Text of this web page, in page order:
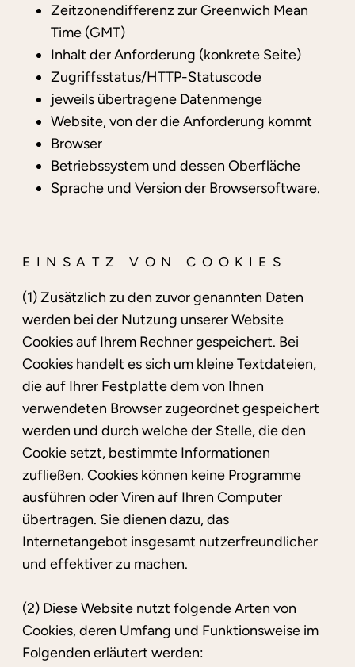
Zeitzonendifferenz zur Greenwich Mean
Time (GMT)
Inhalt der Anforderung (konkrete Seite)
Zugriffsstatus/HTTP-Statuscode
jeweils übertragene Datenmenge
Website, von der die Anforderung kommt
Browser
Betriebssystem und dessen Oberfläche
Sprache und Version der Browsersoftware.
EINSATZ VON COOKIES
(1) Zusätzlich zu den zuvor genannten Daten
werden bei der Nutzung unserer Website
Cookies auf Ihrem Rechner gespeichert. Bei
Cookies handelt es sich um kleine Textdateien,
die auf Ihrer Festplatte dem von Ihnen
verwendeten Browser zugeordnet gespeichert
werden und durch welche der Stelle, die den
Cookie setzt, bestimmte Informationen
zufließen. Cookies können keine Programme
ausführen oder Viren auf Ihren Computer
übertragen. Sie dienen dazu, das
Internetangebot insgesamt nutzerfreundlicher
und effektiver zu machen.
(2) Diese Website nutzt folgende Arten von
Cookies, deren Umfang und Funktionsweise im
Folgenden erläutert werden: